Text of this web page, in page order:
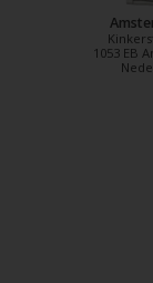
1053 EB